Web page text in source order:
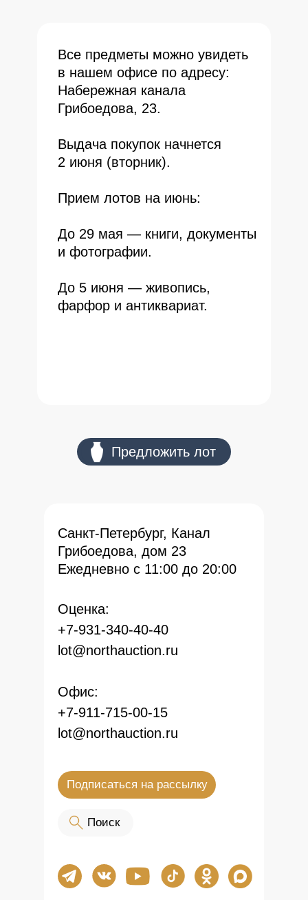
Все предметы можно увидеть
в нашем офисе по адресу:
Набережная канала
Грибоедова, 23.
Выдача покупок начнется
2 июня (вторник).
Прием лотов на июнь:
До 29 мая — книги, документы
и фотографии.
До 5 июня — живопись,
фарфор и антиквариат.
оо Предложить лот
Санкт-Петербург, Канал
Грибоедова, дом 23
Ежедневно с 11:00 до 20:00
Оценка:
+7-931-340-40-40
lot@northauction.ru
Офис:
+7-911-715-00-15
lot@northauction.ru
оо Поиск
Подписаться на рассылку